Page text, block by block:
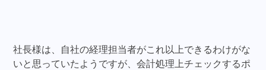
社長様は、自社の経理担当者がこれ以上できるわけがな
いと思っていたようですが、会計処理上チェックするポ